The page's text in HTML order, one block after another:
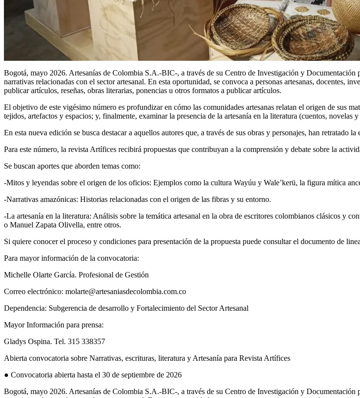
Bogotá, mayo 2026. Artesanías de Colombia S.A.-BIC-, a través de su Centro de Investigación y
narrativas relacionadas con el sector artesanal. En esta oportunidad, se convoca a personas artesanas, docentes,
publicar artículos, reseñas, obras literarias, ponencias u otros formatos a publicar artículos.
El objetivo de este vigésimo número es profundizar en cómo las comunidades artesanas relatan el origen de sus
tejidos, artefactos y espacios; y, finalmente, examinar la presencia de la artesanía en la literatura (cuentos, novelas
En esta nueva edición se busca destacar a aquellos autores que, a través de sus obras y personajes, han retratado
Para este número, la revista Artífices recibirá propuestas que contribuyan a la comprensión y debate sobre la
Se buscan aportes que aborden temas como:
-Mitos y leyendas sobre el origen de los oficios: Ejemplos como la cultura Wayúu y Wale’kerü, la figura mítica
-Narrativas amazónicas: Historias relacionadas con el origen de las fibras y su entorno.
-La artesanía en la literatura: Análisis sobre la temática artesanal en la obra de escritores colombianos clásicos y
o Manuel Zapata Olivella, entre otros.
Si quiere conocer el proceso y condiciones para presentación de la propuesta puede consultar el documento de
Para mayor información de la convocatoria:
Michelle Olarte García. Profesional de Gestión
Correo electrónico: molarte@artesaniasdecolombia.com.co
Dependencia: Subgerencia de desarrollo y Fortalecimiento del Sector Artesanal
Mayor Información para prensa:
Gladys Ospina. Tel. 315 338357
Abierta convocatoria sobre Narrativas, escrituras, literatura y Artesanía para Revista Artífices
● Convocatoria abierta hasta el 30 de septiembre de 2026
Bogotá, mayo 2026. Artesanías de Colombia S.A.-BIC-, a través de su Centro de Investigación y